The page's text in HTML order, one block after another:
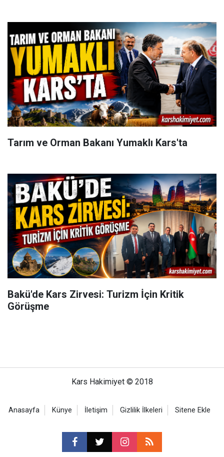
Tarım ve Orman Bakanı Yumaklı Kars'ta
Bakü'de Kars Zirvesi: Turizm İçin Kritik
Görüşme
Kars Hakimiyet © 2018
Anasayfa Künye İletişim Gizlilik İlkeleri Sitene Ekle